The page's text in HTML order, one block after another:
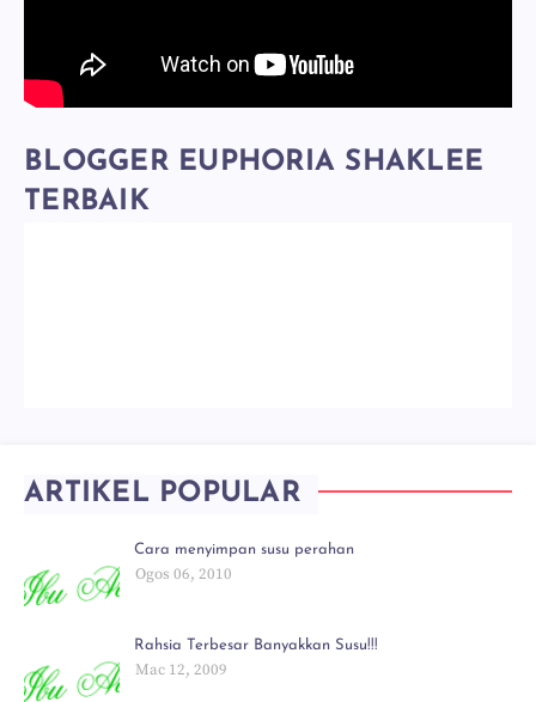
BLOGGER EUPHORIA SHAKLEE
TERBAIK
ARTIKEL POPULAR
Cara menyimpan susu perahan
Ogos 06, 2010
Rahsia Terbesar Banyakkan Susu!!!
Mac 12, 2009